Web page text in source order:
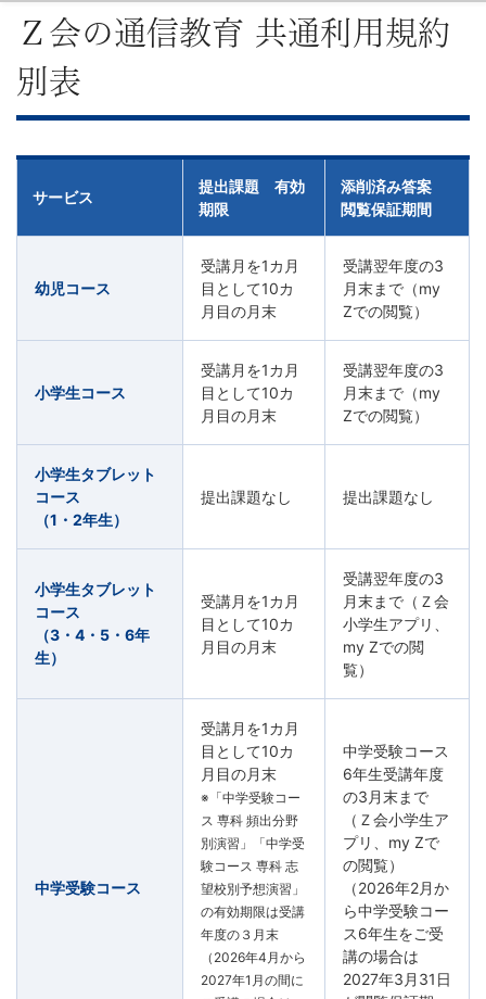
Ｚ会の通信教育 共通利用規約
別表
サービス
提出課題 有効
期限
添削済み答案
閲覧保証期間
幼児コース
受講月を1カ月
目として10カ
月目の月末
受講翌年度の3
月末まで（my
Zでの閲覧）
小学生コース
受講月を1カ月
目として10カ
月目の月末
受講翌年度の3
月末まで（my
Zでの閲覧）
小学生タブレット
コース
（1・2年生）
提出課題なし 提出課題なし
小学生タブレット
コース
（3・4・5・6年
生）
受講月を1カ月
目として10カ
月目の月末
受講翌年度の3
月末まで（Ｚ会
小学生アプリ、
my Zでの閲
覧）
中学受験コース
受講月を1カ月
目として10カ
月目の月末
※「中学受験コー
ス 専科 頻出分野
別演習」「中学受
験コース 専科 志
望校別予想演習」
の有効期限は受講
年度の３月末
（2026年4月から
2027年1月の間に
中学受験コース
6年生受講年度
の3月末まで
（Ｚ会小学生ア
プリ、my Zで
の閲覧）
（2026年2月か
ら中学受験コー
ス6年生をご受
講の場合は
2027年3月31日